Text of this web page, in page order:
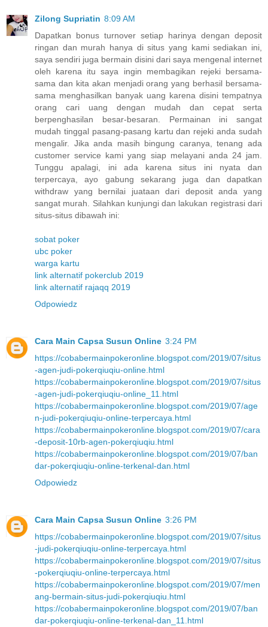
Zilong Supriatin 8:09 AM
Dapatkan bonus turnover setiap harinya dengan deposit
ringan dan murah hanya di situs yang kami sediakan ini,
saya sendiri juga bermain disini dari saya mengenal internet
oleh karena itu saya ingin membagikan rejeki bersama-
sama dan kita akan menjadi orang yang berhasil bersama-
sama menghasilkan banyak uang karena disini tempatnya
orang cari uang dengan mudah dan cepat serta
berpenghasilan besar-besaran. Permainan ini sangat
mudah tinggal pasang-pasang kartu dan rejeki anda sudah
mengalir. Jika anda masih bingung caranya, tenang ada
customer service kami yang siap melayani anda 24 jam.
Tunggu apalagi, ini ada karena situs ini nyata dan
terpercaya, ayo gabung sekarang juga dan dapatkan
withdraw yang bernilai juataan dari deposit anda yang
sangat murah. Silahkan kunjungi dan lakukan registrasi dari
situs-situs dibawah ini:
sobat poker
ubc poker
warga kartu
link alternatif pokerclub 2019
link alternatif rajaqq 2019
Odpowiedz
Cara Main Capsa Susun Online 3:24 PM
https://cobabermainpokeronline.blogspot.com/2019/07/situs
-agen-judi-pokerqiuqiu-online.html
https://cobabermainpokeronline.blogspot.com/2019/07/situs
-agen-judi-pokerqiuqiu-online_11.html
https://cobabermainpokeronline.blogspot.com/2019/07/age
n-judi-pokerqiuqiu-online-terpercaya.html
https://cobabermainpokeronline.blogspot.com/2019/07/cara
-deposit-10rb-agen-pokerqiuqiu.html
https://cobabermainpokeronline.blogspot.com/2019/07/ban
dar-pokerqiuqiu-online-terkenal-dan.html
Odpowiedz
Cara Main Capsa Susun Online 3:26 PM
https://cobabermainpokeronline.blogspot.com/2019/07/situs
-judi-pokerqiuqiu-online-terpercaya.html
https://cobabermainpokeronline.blogspot.com/2019/07/situs
-pokerqiuqiu-online-terpercaya.html
https://cobabermainpokeronline.blogspot.com/2019/07/men
ang-bermain-situs-judi-pokerqiuqiu.html
https://cobabermainpokeronline.blogspot.com/2019/07/ban
dar-pokerqiuqiu-online-terkenal-dan_11.html